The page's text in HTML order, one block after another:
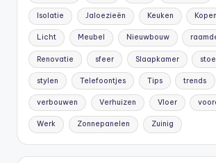
Isolatie Jaloezieën Keuken Kopen
Licht Meubel Nieuwbouw
Renovatie sfeer Slaapkamer
stylen Telefoontjes Tips trends
verbouwen Verhuizen Vloer
Werk Zonnepanelen Zuinig